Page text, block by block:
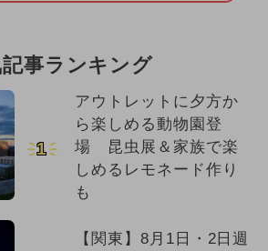
事ランキング
1
アウトレットに夕方か
ら楽しめる動物園登
場 昆虫展＆家族で楽
しめるレモネード作り
も
【関東】8月1日・2日週